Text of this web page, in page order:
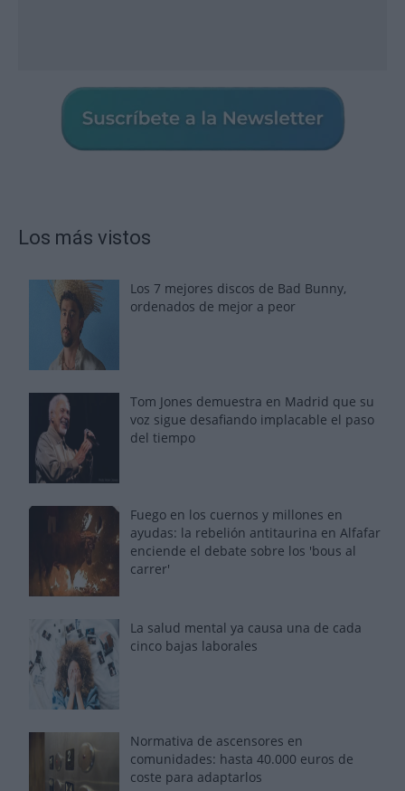
Los más vistos
Los 7 mejores discos de Bad Bunny,
ordenados de mejor a peor
Tom Jones demuestra en Madrid que su
voz sigue desafiando implacable el paso
del tiempo
Fuego en los cuernos y millones en
ayudas: la rebelión antitaurina en Alfafar
enciende el debate sobre los 'bous al
carrer'
La salud mental ya causa una de cada
cinco bajas laborales
Normativa de ascensores en
comunidades: hasta 40.000 euros de
coste para adaptarlos